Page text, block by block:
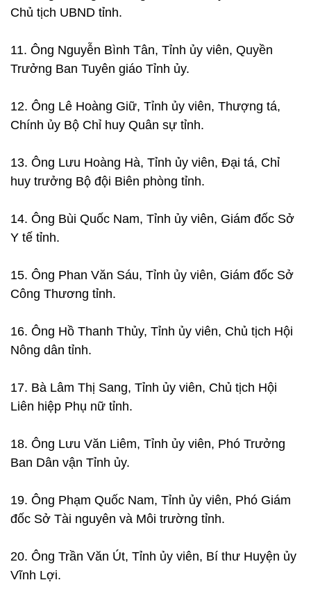
Chủ tịch UBND tỉnh.
11. Ông Nguyễn Bình Tân, Tỉnh ủy viên, Quyền
Trưởng Ban Tuyên giáo Tỉnh ủy.
12. Ông Lê Hoàng Giữ, Tỉnh ủy viên, Thượng tá,
Chính ủy Bộ Chỉ huy Quân sự tỉnh.
13. Ông Lưu Hoàng Hà, Tỉnh ủy viên, Đại tá, Chỉ
huy trưởng Bộ đội Biên phòng tỉnh.
14. Ông Bùi Quốc Nam, Tỉnh ủy viên, Giám đốc Sở
Y tế tỉnh.
15. Ông Phan Văn Sáu, Tỉnh ủy viên, Giám đốc Sở
Công Thương tỉnh.
16. Ông Hồ Thanh Thủy, Tỉnh ủy viên, Chủ tịch Hội
Nông dân tỉnh.
17. Bà Lâm Thị Sang, Tỉnh ủy viên, Chủ tịch Hội
Liên hiệp Phụ nữ tỉnh.
18. Ông Lưu Văn Liêm, Tỉnh ủy viên, Phó Trưởng
Ban Dân vận Tỉnh ủy.
19. Ông Phạm Quốc Nam, Tỉnh ủy viên, Phó Giám
đốc Sở Tài nguyên và Môi trường tỉnh.
20. Ông Trần Văn Út, Tỉnh ủy viên, Bí thư Huyện ủy
Vĩnh Lợi.